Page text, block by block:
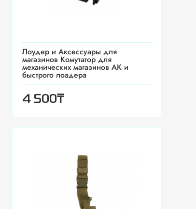
Лоудер и Аксессуары для
магазинов Комутатор для
механических магазинов АК и
быстрого лоадера
4 500₸